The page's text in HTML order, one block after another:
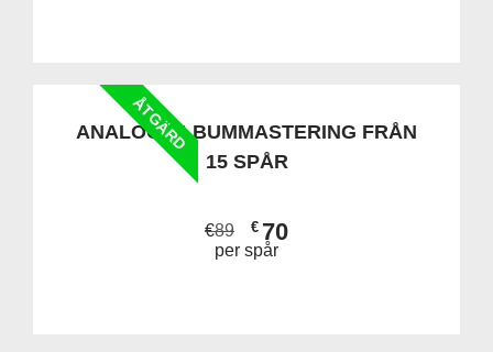
ANALOG ALBUMMASTERING FRÅN
15 SPÅR
€89 € 70
per spår
ÅTGÄRD